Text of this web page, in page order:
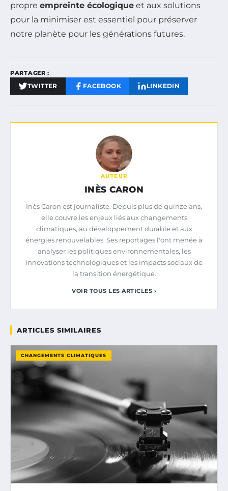
propre empreinte écologique et aux solutions
pour la minimiser est essentiel pour préserver
notre planète pour les générations futures.
PARTAGER :
TWITTER FACEBOOK LINKEDIN
AUTEUR
INÈS CARON
Inès Caron est journaliste. Depuis plus de quinze ans,
elle couvre les enjeux liés aux changements
climatiques, au développement durable et aux
énergies renouvelables. Ses reportages l'ont menée à
analyser les politiques environnementales, les
innovations technologiques et les impacts sociaux de
la transition énergétique.
VOIR TOUS LES ARTICLES ›
ARTICLES SIMILAIRES
CHANGEMENTS CLIMATIQUES